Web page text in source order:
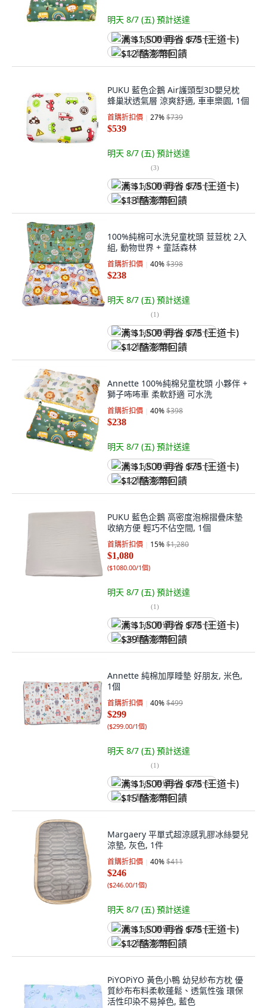
明天 8/7 (五) 預計送達
满 $1,500 再省 $75 (王道卡)
$12 酷澎幣回饋
PUKU 藍色企鵝 Air護頭型3D嬰兒枕
蜂巢狀透氣層 涼爽舒適, 車車樂園, 1個
首購折扣價 27%$739
$539
明天 8/7 (五) 預計送達
(3)
满 $1,500 再省 $75 (王道卡)
$13 酷澎幣回饋
100%純棉可水洗兒童枕頭 荳荳枕 2入
組, 動物世界 + 童話森林
首購折扣價 40%$398
$238
明天 8/7 (五) 預計送達
(1)
满 $1,500 再省 $75 (王道卡)
$12 酷澎幣回饋
Annette 100%純棉兒童枕頭 小夥伴 +
獅子咘咘車 柔軟舒適 可水洗
首購折扣價 40%$398
$238
明天 8/7 (五) 預計送達
满 $1,500 再省 $75 (王道卡)
$12 酷澎幣回饋
PUKU 藍色企鵝 高密度泡棉摺疊床墊
收納方便 輕巧不佔空間, 1個
首購折扣價 15%$1,280
$1,080
($1080.00/1個)
明天 8/7 (五) 預計送達
(1)
满 $1,500 再省 $75 (王道卡)
$39 酷澎幣回饋
Annette 純棉加厚睡墊 好朋友, 米色,
1個
首購折扣價 40%$499
$299
($299.00/1個)
明天 8/7 (五) 預計送達
(1)
满 $1,500 再省 $75 (王道卡)
$15 酷澎幣回饋
Margaery 平單式超涼感乳膠冰絲嬰兒
涼墊, 灰色, 1件
首購折扣價 40%$411
$246
($246.00/1個)
明天 8/7 (五) 預計送達
满 $1,500 再省 $75 (王道卡)
$12 酷澎幣回饋
PiYOPiYO 黃色小鴨 幼兒紗布方枕 優
質紗布布料柔軟蓬鬆、透氣性強 環保
活性印染不易掉色, 藍色